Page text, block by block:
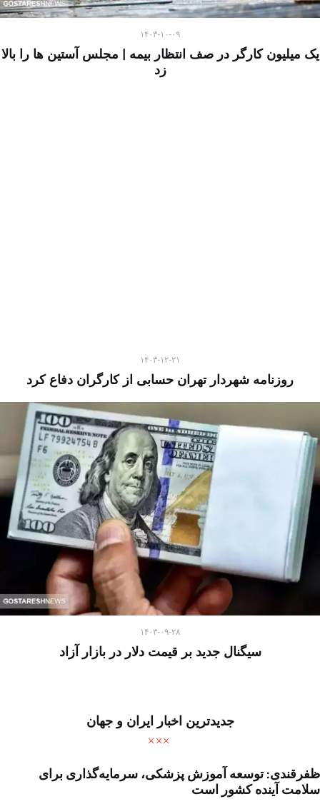
۱۴۰۳-۱۰-۰۹
یک میلیون کارگر در صف انتظار بیمه | مجلس آستین ها را بالا
زد
۱۴۰۳-۱۲-۲۱
روزنامه شهردار تهران حسابی از کارگران دفاع کرد
۱۴۰۳-۰۹-۲۸
سیگنال جدید بر قیمت دلار در بازار آزاد
جدیدترین اخبار ایران و جهان
ظفرقندی: توسعه آموزش پزشکی، سرمایه‌گذاری برای
سلامت آینده کشور است